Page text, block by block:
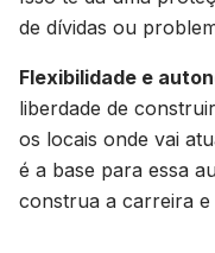
de dívidas ou
Flexibilidade e
liberdade de
os locais onde vai
é a base para essa
construa a carreira e